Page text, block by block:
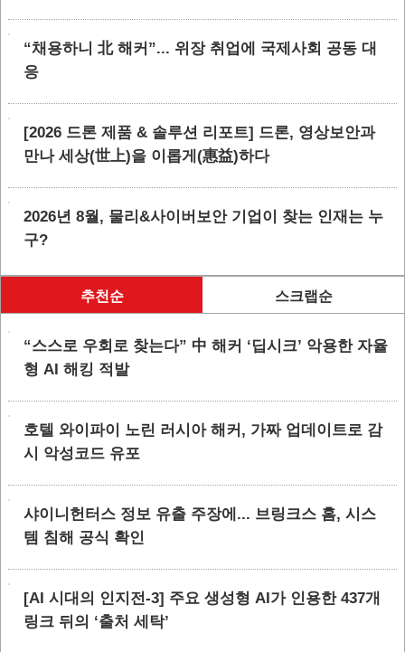
“채용하니 北 해커”... 위장 취업에 국제사회 공동 대
응
[2026 드론 제품 & 솔루션 리포트] 드론, 영상보안과
만나 세상(世上)을 이롭게(惠益)하다
2026년 8월, 물리&사이버보안 기업이 찾는 인재는 누
구?
추천순 스크랩순
“스스로 우회로 찾는다” 中 해커 ‘딥시크’ 악용한 자율
형 AI 해킹 적발
호텔 와이파이 노린 러시아 해커, 가짜 업데이트로 감
시 악성코드 유포
샤이니헌터스 정보 유출 주장에... 브링크스 홈, 시스
템 침해 공식 확인
[AI 시대의 인지전-3] 주요 생성형 AI가 인용한 437개
링크 뒤의 ‘출처 세탁’